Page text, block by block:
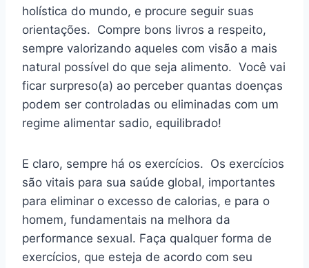
holística do mundo, e procure seguir suas
orientações. Compre bons livros a respeito,
sempre valorizando aqueles com visão a mais
natural possível do que seja alimento. Você vai
ficar surpreso(a) ao perceber quantas doenças
podem ser controladas ou eliminadas com um
regime alimentar sadio, equilibrado!
E claro, sempre há os exercícios. Os exercícios
são vitais para sua saúde global, importantes
para eliminar o excesso de calorias, e para o
homem, fundamentais na melhora da
performance sexual. Faça qualquer forma de
exercícios, que esteja de acordo com seu